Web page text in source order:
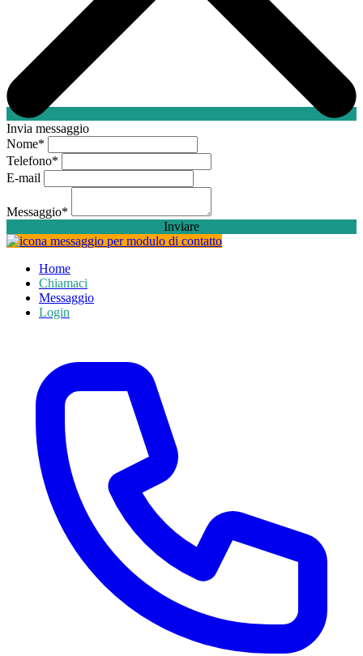
Invia messaggio
Nome*
Telefono*
E-mail
Messaggio*
Inviare
Home
Chiamaci
Messaggio
Login